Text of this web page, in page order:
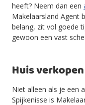
heeft? Neem dan een
Makelaarsland Agent
belang, zit vol goede
gewoon een vast
Huis
Niet alleen als je een
Spijkenisse is